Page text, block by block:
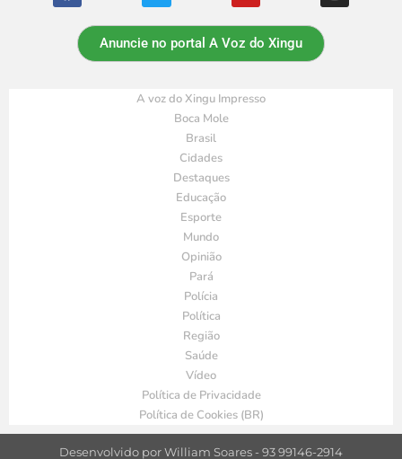
Anuncie no portal A Voz do Xingu
A voz do Xingu Impresso
Boca Mole
Brasil
Cidades
Destaques
Educação
Esporte
Mundo
Opinião
Pará
Polícia
Política
Região
Saúde
Vídeo
Política de Privacidade
Política de Cookies (BR)
Desenvolvido por William Soares - 93 99146-2914